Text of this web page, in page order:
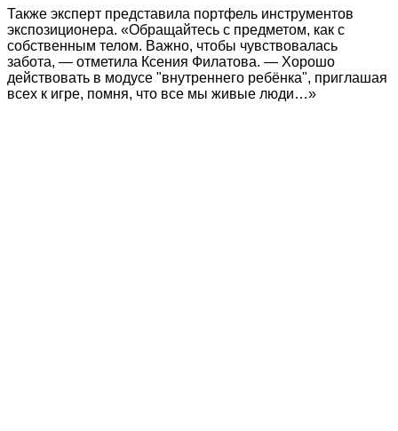
Также эксперт представила портфель инструментов
экспозиционера. «Обращайтесь с предметом, как с
собственным телом. Важно, чтобы чувствовалась
забота, ― отметила Ксения Филатова. ― Хорошо
действовать в модусе "внутреннего ребёнка", приглашая
всех к игре, помня, что все мы живые люди…»